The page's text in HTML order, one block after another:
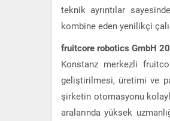
teknik ayrıntılar
kombine eden yenilikçi
fruitcore robotics GmbH
Konstanz merkezli
geliştirilmesi, üretimi ve
şirketin otomasyonu
aralarında yüksek